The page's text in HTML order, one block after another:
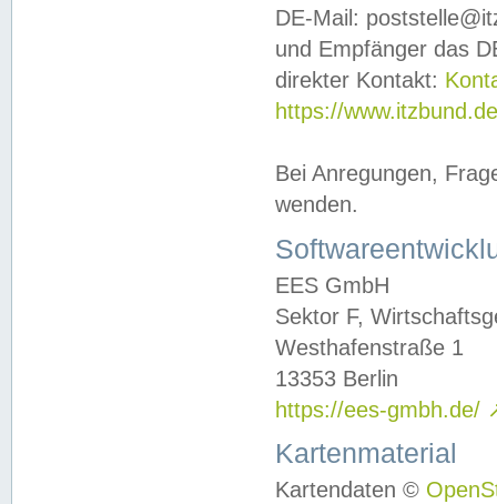
DE-Mail:
und Empfänger das
direkter Kontakt:
https://
Bei Anregungen,
wenden.
EES GmbH
Sektor F,
Westhafenstraße 1
13353 Berlin
https://ees-gmbh.de/
Kartenmaterial
Kartendaten ©